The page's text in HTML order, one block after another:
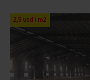
2,5 usd / m2